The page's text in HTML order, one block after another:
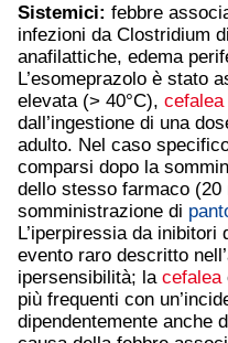
Sistemici: febbre
infezioni da Clostridium
anafilattiche, edema
L’esomeprazolo è stato
elevata (> 40°C), cefalea
dall’ingestione di una
adulto. Nel caso
comparsi dopo la
dello stesso farmaco (20
somministrazione di
L’iperpiressia da
evento raro descritto
ipersensibilità; la cefalea
più frequenti con
dipendentemente anche